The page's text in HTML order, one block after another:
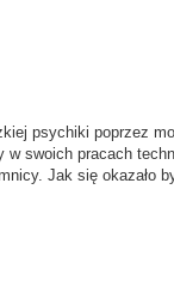
psychiki poprzez
swoich pracach
Jak się okazało